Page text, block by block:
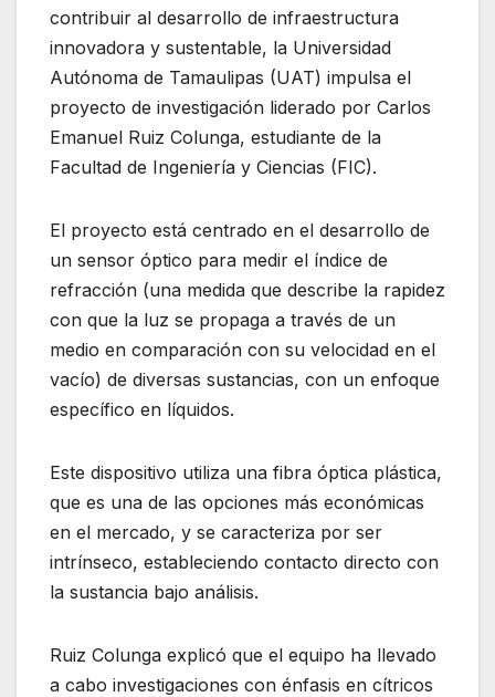
contribuir al desarrollo de infraestructura
innovadora y sustentable, la Universidad
Autónoma de Tamaulipas (UAT) impulsa el
proyecto de investigación liderado por Carlos
Emanuel Ruiz Colunga, estudiante de la
Facultad de Ingeniería y Ciencias (FIC).
El proyecto está centrado en el desarrollo de
un sensor óptico para medir el índice de
refracción (una medida que describe la rapidez
con que la luz se propaga a través de un
medio en comparación con su velocidad en el
vacío) de diversas sustancias, con un enfoque
específico en líquidos.
Este dispositivo utiliza una fibra óptica plástica,
que es una de las opciones más económicas
en el mercado, y se caracteriza por ser
intrínseco, estableciendo contacto directo con
la sustancia bajo análisis.
Ruiz Colunga explicó que el equipo ha llevado
a cabo investigaciones con énfasis en cítricos